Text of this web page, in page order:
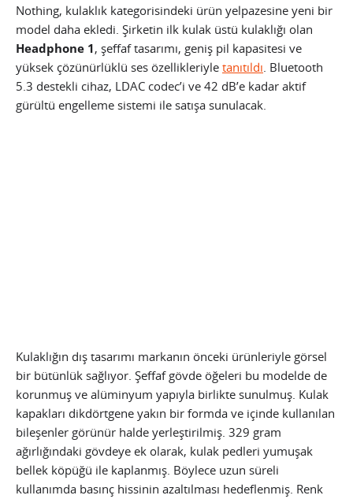
Nothing, kulaklık kategorisindeki ürün yelpazesine yeni bir
model daha ekledi. Şirketin ilk kulak üstü kulaklığı olan
Headphone 1, şeffaf tasarımı, geniş pil kapasitesi ve
yüksek çözünürlüklü ses özellikleriyle tanıtıldı. Bluetooth
5.3 destekli cihaz, LDAC codec’i ve 42 dB’e kadar aktif
gürültü engelleme sistemi ile satışa sunulacak.
Kulaklığın dış tasarımı markanın önceki ürünleriyle görsel
bir bütünlük sağlıyor. Şeffaf gövde öğeleri bu modelde de
korunmuş ve alüminyum yapıyla birlikte sunulmuş. Kulak
kapakları dikdörtgene yakın bir formda ve içinde kullanılan
bileşenler görünür halde yerleştirilmiş. 329 gram
ağırlığındaki gövdeye ek olarak, kulak pedleri yumuşak
bellek köpüğü ile kaplanmış. Böylece uzun süreli
kullanımda basınç hissinin azaltılması hedeflenmiş. Renk